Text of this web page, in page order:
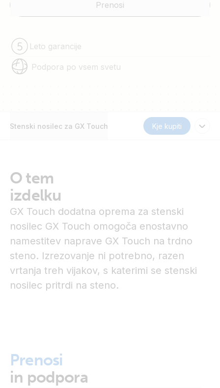
Prenosi
Leto garancije
Podpora po vsem svetu
Stenski nosilec za GX Touch Kje kupiti
O tem
izdelku
GX Touch dodatna oprema za stenski
nosilec GX Touch omogoča enostavno
namestitev naprave GX Touch na trdno
steno. Izrezovanje ni potrebno, razen
vrtanja treh vijakov, s katerimi se stenski
nosilec pritrdi na steno.
Prenosi
in podpora